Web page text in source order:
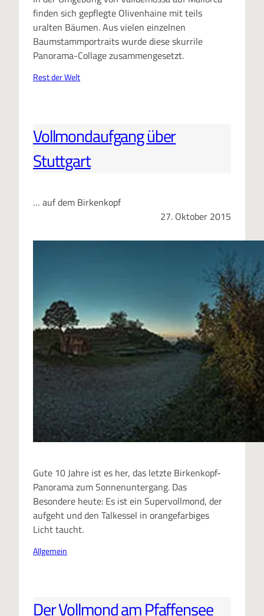
finden sich gepflegte Olivenhaine mit teils
uralten Bäumen. Aus vielen einzelnen
Baumstammportraits wurde diese skurrile
Panorama-Collage zusammengesetzt.
Rest der Welt
Vollmondaufgang über
Stuttgart
… auf dem Birkenkopf
27. Oktober 2015
Gute 10 Jahre ist es her, das letzte Birkenkopf-
Panorama zum Sonnenuntergang. Das
Besondere heute: Es ist ein Supervollmond, der
aufgeht und den Talkessel in orangefarbiges
Licht taucht.
Allgemein
Der Vollmond am Pfaffensee